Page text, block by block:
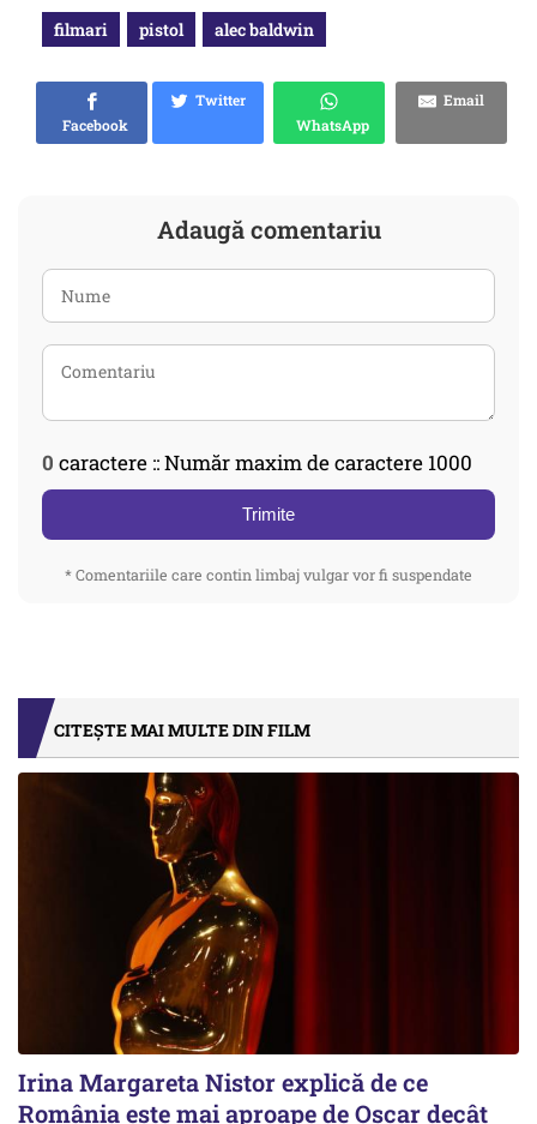
filmari pistol alec baldwin
Facebook
Twitter
WhatsApp
Email
Adaugă comentariu
0 caractere :: Număr maxim de caractere 1000
Trimite
* Comentariile care contin limbaj vulgar vor fi suspendate
CITEȘTE MAI MULTE DIN FILM
Irina Margareta Nistor explică de ce
România este mai aproape de Oscar decât